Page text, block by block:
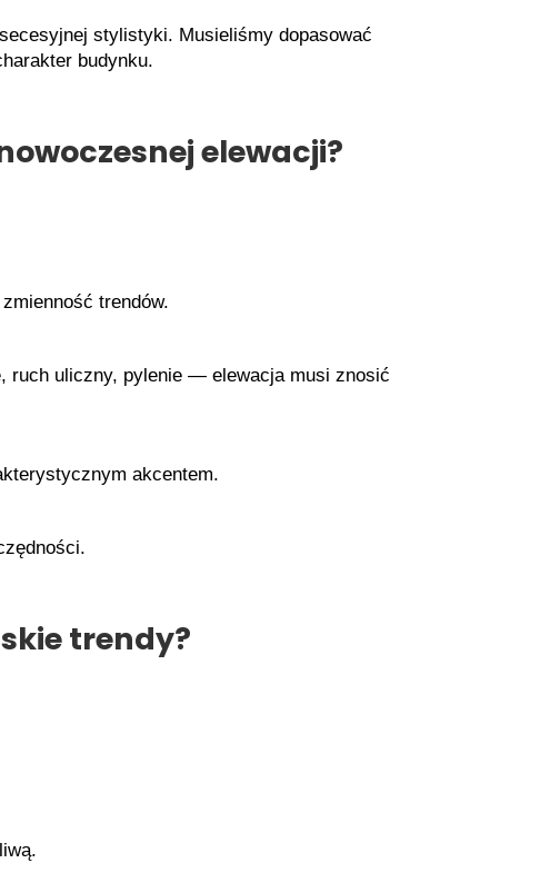
stylistyki. Musieliśmy dopasować
budynku.
elewacji?
trendów.
ruch uliczny, pylenie — elewacja musi znosić
akcentem.
trendy?